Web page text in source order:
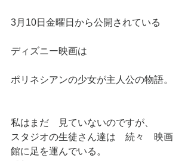
3月10日金曜日から公開されている
ディズニー映画は
ポリネシアンの少女が主人公の物語。
私はまだ　見ていないのですが、
スタジオの生徒さん達は　続々　映画
館に足を運んでいる。